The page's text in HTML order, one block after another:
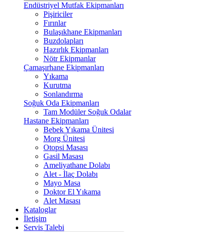
Endüstriyel Mutfak Ekipmanları
Pişiriciler
Fırınlar
Bulaşıkhane Ekipmanları
Buzdolapları
Hazırlık Ekipmanları
Nötr Ekipmanlar
Çamaşırhane Ekipmanları
Yıkama
Kurutma
Sonlandırma
Soğuk Oda Ekipmanları
Tam Modüler Soğuk Odalar
Hastane Ekipmanları
Bebek Yıkama Ünitesi
Morg Ünitesi
Otopsi Masası
Gasil Masası
Ameliyathane Dolabı
Alet - İlaç Dolabı
Mayo Masa
Doktor El Yıkama
Alet Masası
Kataloglar
İletişim
Servis Talebi